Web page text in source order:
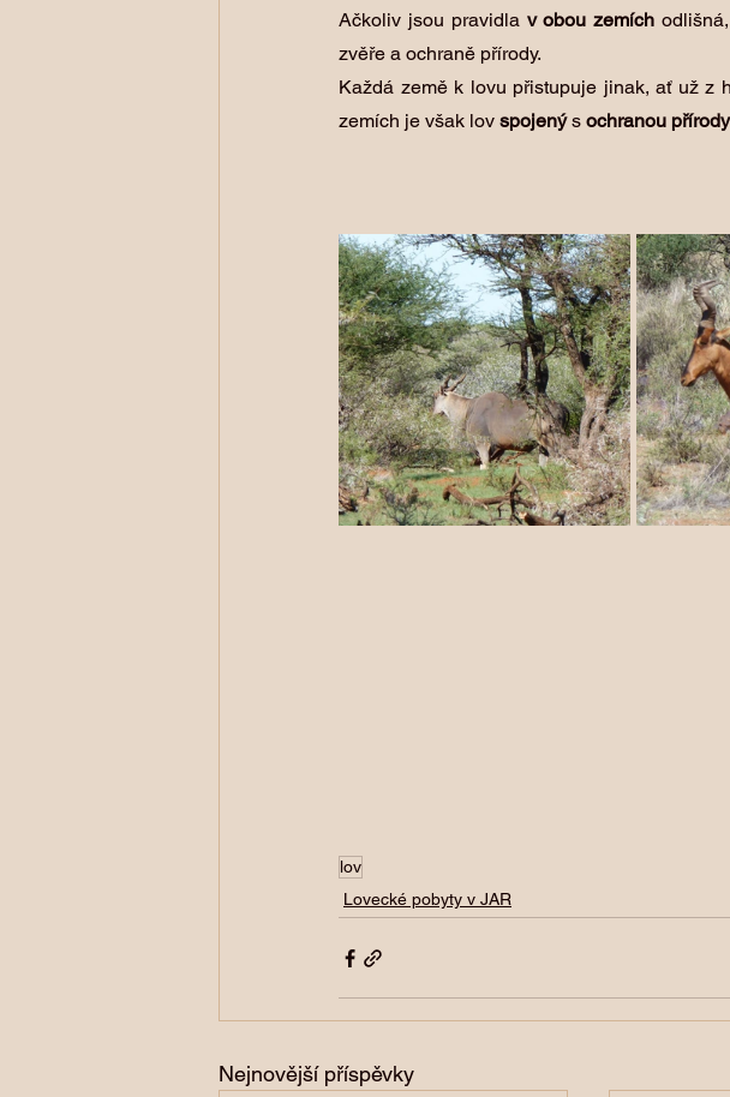
Ačkoliv jsou pravidla v obou zemích
zvěře a ochraně přírody.
Každá země k lovu přistupuje jinak, ať už z
zemích je však lov spojený s ochranou přírody
lov
Lovecké pobyty v JAR
Nejnovější příspěvky